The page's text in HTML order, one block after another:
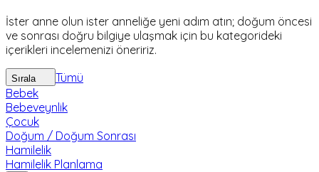
İster anne olun ister anneliğe yeni adım atın; doğum öncesi
ve sonrası doğru bilgiye ulaşmak için bu kategorideki
içerikleri incelemenizi öneririz.
Sırala
Tümü
Bebek
Bebeveynlik
Çocuk
Doğum / Doğum Sonrası
Hamilelik
Hamilelik Planlama